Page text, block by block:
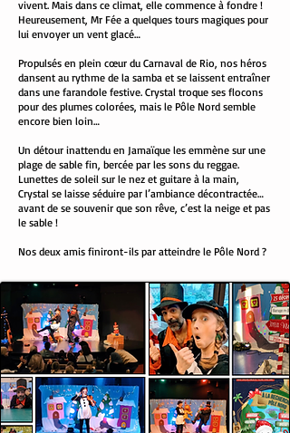
vivent. Mais dans ce climat, elle commence à fondre !
Heureusement, Mr Fée a quelques tours magiques pour
lui envoyer un vent glacé…
Propulsés en plein cœur du Carnaval de Rio, nos héros
dansent au rythme de la samba et se laissent entraîner
dans une farandole festive. Crystal troque ses flocons
pour des plumes colorées, mais le Pôle Nord semble
encore bien loin…
Un détour inattendu en Jamaïque les emmène sur une
plage de sable fin, bercée par les sons du reggae.
Lunettes de soleil sur le nez et guitare à la main,
Crystal se laisse séduire par l’ambiance décontractée…
avant de se souvenir que son rêve, c’est la neige et pas
le sable !
Nos deux amis finiront-ils par atteindre le Pôle Nord ?